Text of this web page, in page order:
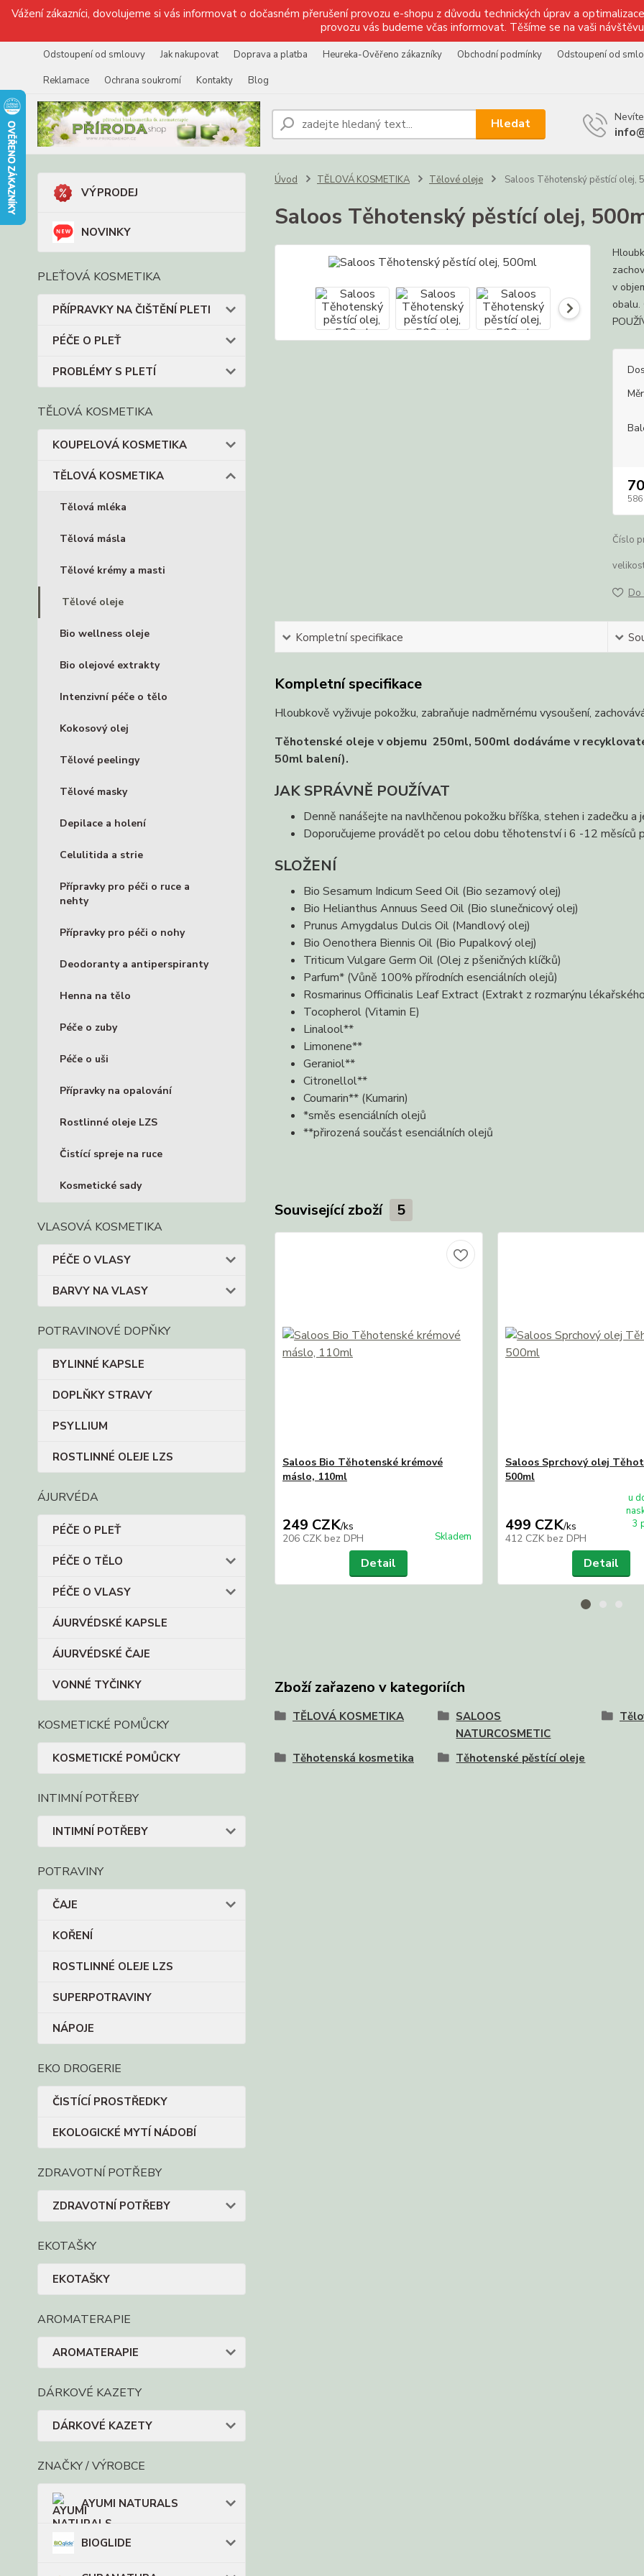
Vážení zákazníci, dovolujeme si vás informovat o dočasném přerušení provozu e-shopu z důvodu technických úprav a
provozu vás budeme včas informovat. Těšíme se na vaši
Odstoupení od smlouvy Jak nakupovat Doprava a platba Heureka-Ověřeno zákazníky Obchodní podmínky
Odstoupení od
Reklamace
Ochrana soukromí Kontakty Blog
Hledat
VÝPRODEJ
NOVINKY
PLEŤOVÁ KOSMETIKA
PŘÍPRAVKY NA ČIŠTĚNÍ PLETI
PÉČE O PLEŤ
PROBLÉMY S PLETÍ
TĚLOVÁ KOSMETIKA
KOUPELOVÁ KOSMETIKA
TĚLOVÁ KOSMETIKA
Tělová mléka
Tělová másla
Tělové krémy a masti
Tělové oleje
Bio wellness oleje
Bio olejové extrakty
Intenzivní péče o tělo
Kokosový olej
Tělové peelingy
Tělové masky
Depilace a holení
Celulitida a strie
Přípravky pro péči o ruce a
nehty
Přípravky pro péči o nohy
Deodoranty a antiperspiranty
Henna na tělo
Péče o zuby
Péče o uši
Přípravky na opalování
Rostlinné oleje LZS
Čistící spreje na ruce
Kosmetické sady
VLASOVÁ KOSMETIKA
PÉČE O VLASY
BARVY NA VLASY
POTRAVINOVÉ DOPŇKY
BYLINNÉ KAPSLE
DOPLŇKY STRAVY
PSYLLIUM
ROSTLINNÉ OLEJE LZS
ÁJURVÉDA
PÉČE O PLEŤ
PÉČE O TĚLO
PÉČE O VLASY
ÁJURVÉDSKÉ KAPSLE
ÁJURVÉDSKÉ ČAJE
VONNÉ TYČINKY
KOSMETICKÉ POMŮCKY
KOSMETICKÉ POMŮCKY
INTIMNÍ POTŘEBY
INTIMNÍ POTŘEBY
POTRAVINY
ČAJE
KOŘENÍ
ROSTLINNÉ OLEJE LZS
SUPERPOTRAVINY
NÁPOJE
EKO DROGERIE
ČISTÍCÍ PROSTŘEDKY
EKOLOGICKÉ MYTÍ NÁDOBÍ
ZDRAVOTNÍ POTŘEBY
ZDRAVOTNÍ POTŘEBY
EKOTAŠKY
EKOTAŠKY
AROMATERAPIE
AROMATERAPIE
DÁRKOVÉ KAZETY
DÁRKOVÉ KAZETY
ZNAČKY / VÝROBCE
AYUMI NATURALS
BIOGLIDE
Úvod TĚLOVÁ KOSMETIKA Tělové oleje Saloos Těhotenský pěstící olej,
Saloos Těhotenský pěstící olej,
v
obalu.
Číslo
Do
Kompletní specifikace
Kompletní specifikace
Hloubkově vyživuje pokožku, zabraňuje nadměrnému vysoušení,
Těhotenské oleje v objemu 250ml, 500ml dodáváme v
50ml balení).
JAK SPRÁVNĚ POUŽÍVAT
Denně nanášejte na navlhčenou pokožku bříška, stehen i zadečku a
Doporučujeme provádět po celou dobu těhotenství i 6 -12 měsíců
SLOŽENÍ
Bio Sesamum Indicum Seed Oil (Bio sezamový olej)
Bio Helianthus Annuus Seed Oil (Bio slunečnicový olej)
Prunus Amygdalus Dulcis Oil (Mandlový olej)
Bio Oenothera Biennis Oil (Bio Pupalkový olej)
Triticum Vulgare Germ Oil (Olej z pšeničných klíčků)
Parfum* (Vůně 100% přírodních esenciálních olejů)
Rosmarinus Officinalis Leaf Extract (Extrakt z rozmarýnu
Tocopherol (Vitamin E)
Linalool**
Limonene**
Geraniol**
Citronellol**
Coumarin** (Kumarin)
*směs esenciálních olejů
**přirozená součást esenciálních olejů
Související zboží 5
Saloos Bio Těhotenské krémové
máslo, 110ml
249 CZK/ks
206 CZK bez DPH Skladem
Detail
Saloos Sprchový olej
500ml
499 CZK/ks
412 CZK bez DPH
u
3
Detail
Zboží zařazeno v kategoriích
TĚLOVÁ KOSMETIKA
SALOOS
NATURCOSMETIC
Těhotenská kosmetika Těhotenské pěstící oleje